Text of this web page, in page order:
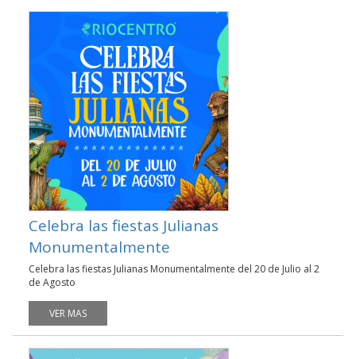
Celebra las fiestas Julianas
Monumentalmente
Celebra las fiestas Julianas Monumentalmente del 20 de Julio al 2
de Agosto
VER MAS